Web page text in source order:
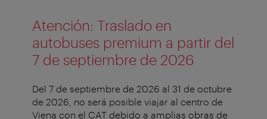
Atención: Traslado en
autobuses premium a partir del
7 de septiembre de 2026
Del 7 de septiembre de 2026 al 31 de octubre
de 2026, no será posible viajar al centro de
Viena con el CAT debido a amplias obras de